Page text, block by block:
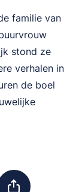
familie van
stond ze
verhalen in
de boel